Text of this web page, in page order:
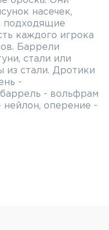
насечек,
подходящие
каждого игрока
Баррели
стали или
из стали. Дротики
-
- вольфрам
нейлон, оперение -